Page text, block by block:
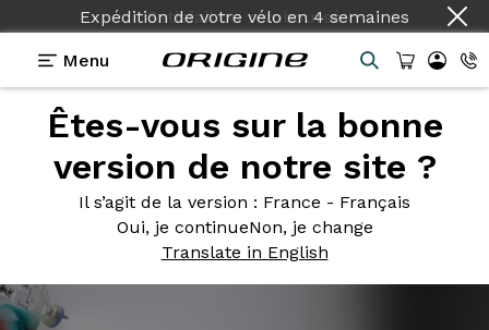
Expédition de votre vélo en 4 semaines
Menu
Êtes-vous sur la bonne
version de notre site ?
Il s’agit de la version : France - Français
Oui, je continueNon, je change
Translate in English
Photos> Rouge GT en cabine
Rouge GTen cabine